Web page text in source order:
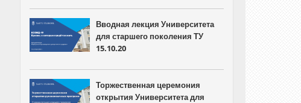
Вводная лекция Университета
для старшего поколения ТУ
15.10.20
Торжественная церемония
открытия Университета для